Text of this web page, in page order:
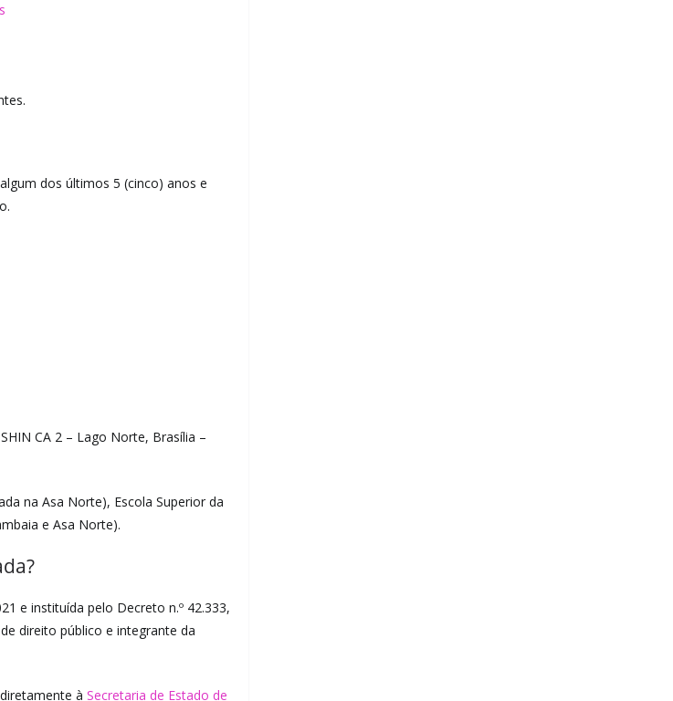
dos últimos 5 (cinco) anos e
CA 2 – Lago Norte, Brasília –
na Asa Norte), Escola Superior da
e Asa Norte).
e instituída pelo Decreto n.º 42.333,
direito público e integrante da
à Secretaria de Estado de